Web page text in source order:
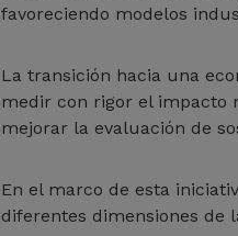
favoreciendo modelos
La transición hacia una
medir con rigor el impacto
mejorar la evaluación de
En el marco de esta
diferentes dimensiones de